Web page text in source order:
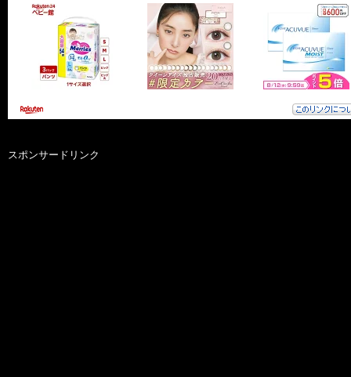
スポンサードリンク